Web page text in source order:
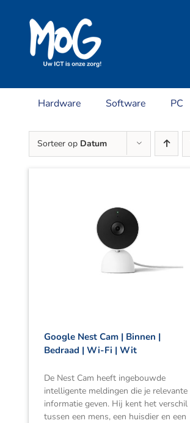
Hardware Software PC
Sorteer op Datum
Google Nest Cam | Binnen |
Bedraad | Wi-Fi | Wit
De Nest Cam heeft ingebouwde
intelligente meldingen die je relevante
informatie geven. Hij kent het verschil
tussen een mens, een huisdier en een